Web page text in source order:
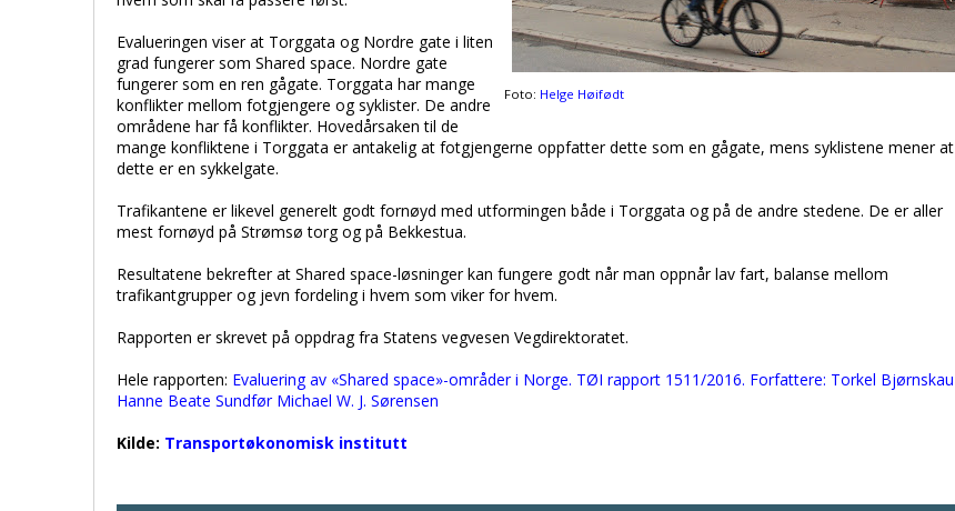
Foto: Helge Høifødt
Evalueringen viser at Torggata og Nordre gate i liten
grad fungerer som Shared space. Nordre gate
fungerer som en ren gågate. Torggata har mange
konflikter mellom fotgjengere og syklister. De andre
områdene har få konflikter. Hovedårsaken til de
mange konfliktene i Torggata er antakelig at fotgjengerne oppfatter dette som en gågate, mens syklistene mener at
dette er en sykkelgate.
Trafikantene er likevel generelt godt fornøyd med utformingen både i Torggata og på de andre stedene. De er aller
mest fornøyd på Strømsø torg og på Bekkestua.
Resultatene bekrefter at Shared space-løsninger kan fungere godt når man oppnår lav fart, balanse mellom
trafikantgrupper og jevn fordeling i hvem som viker for hvem.
Rapporten er skrevet på oppdrag fra Statens vegvesen Vegdirektoratet.
Hele rapporten: Evaluering av «Shared space»-områder i Norge. TØI rapport 1511/2016. Forfattere: Torkel Bjørnskau
Hanne Beate Sundfør Michael W. J. Sørensen
Kilde: Transportøkonomisk institutt